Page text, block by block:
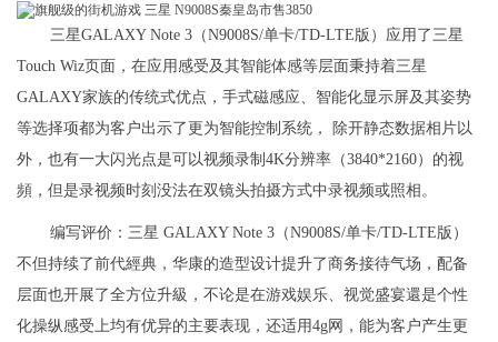
三星GALAXY Note 3（N9008S/单卡/TD-LTE版）应用了三星
Touch Wiz页面，在应用感受及其智能体感等层面秉持着三星
GALAXY家族的传统式优点，手式磁感应、智能化显示屏及其姿势
等选择项都为客户出示了更为智能控制系统， 除开静态数据相片以
外，也有一大闪光点是可以视频录制4K分辨率（3840*2160）的视
頻，但是录视频时刻没法在双镜头拍摄方式中录视频或照相。
编写评价：三星 GALAXY Note 3（N9008S/单卡/TD-LTE版）
不但持续了前代經典，华康的造型设计提升了商务接待气场，配备
层面也开展了全方位升級，不论是在游戏娱乐、视觉盛宴還是个性
化操纵感受上均有优异的主要表现，还适用4g网，能为客户产生更